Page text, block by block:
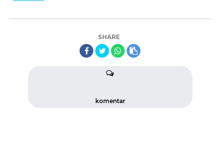
SHARE
komentar